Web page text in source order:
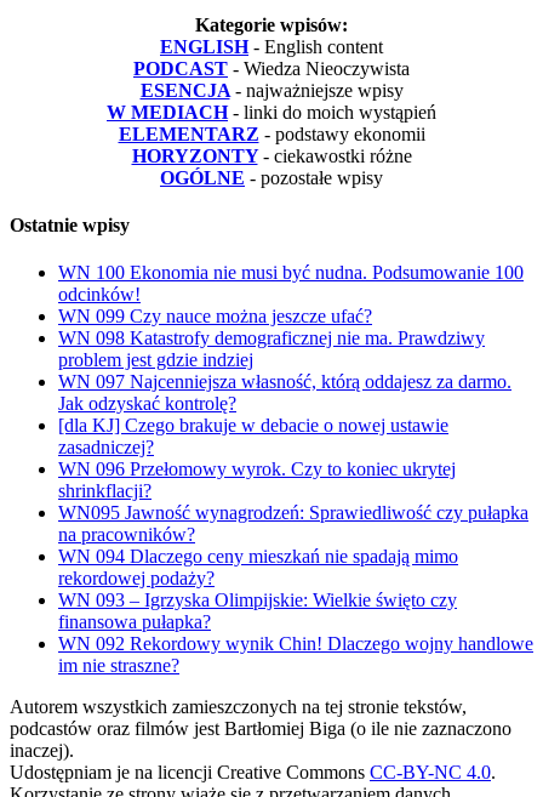
Kategorie wpisów:
ENGLISH - English content
PODCAST - Wiedza Nieoczywista
ESENCJA - najważniejsze wpisy
W MEDIACH - linki do moich wystąpień
ELEMENTARZ - podstawy ekonomii
HORYZONTY - ciekawostki różne
OGÓLNE - pozostałe wpisy
Ostatnie wpisy
WN 100 Ekonomia nie musi być nudna. Podsumowanie 100
odcinków!
WN 099 Czy nauce można jeszcze ufać?
WN 098 Katastrofy demograficznej nie ma. Prawdziwy
problem jest gdzie indziej
WN 097 Najcenniejsza własność, którą oddajesz za darmo.
Jak odzyskać kontrolę?
[dla KJ] Czego brakuje w debacie o nowej ustawie
zasadniczej?
WN 096 Przełomowy wyrok. Czy to koniec ukrytej
shrinkflacji?
WN095 Jawność wynagrodzeń: Sprawiedliwość czy pułapka
na pracowników?
WN 094 Dlaczego ceny mieszkań nie spadają mimo
rekordowej podaży?
WN 093 – Igrzyska Olimpijskie: Wielkie święto czy
finansowa pułapka?
WN 092 Rekordowy wynik Chin! Dlaczego wojny handlowe
im nie straszne?
Autorem wszystkich zamieszczonych na tej stronie tekstów,
podcastów oraz filmów jest Bartłomiej Biga (o ile nie zaznaczono
inaczej).
Udostępniam je na licencji Creative Commons CC-BY-NC 4.0.